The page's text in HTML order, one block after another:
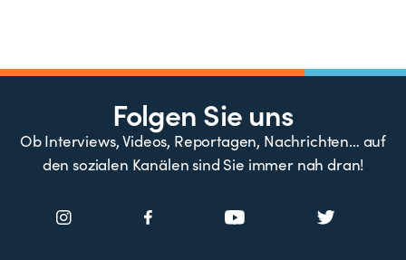
Folgen Sie uns
Ob Interviews, Videos, Reportagen, Nachrichten… auf
den sozialen Kanälen sind Sie immer nah dran!